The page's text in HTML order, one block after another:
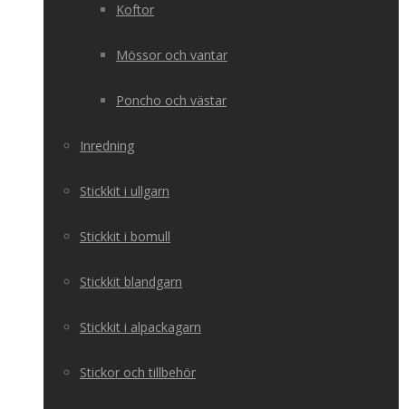
Koftor
Mössor och vantar
Poncho och västar
Inredning
Stickkit i ullgarn
Stickkit i bomull
Stickkit blandgarn
Stickkit i alpackagarn
Stickor och tillbehör